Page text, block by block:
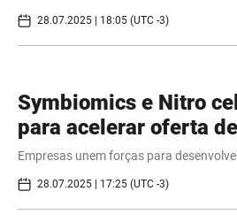
28.07.2025 | 18:05 (UTC -3)
Symbiomics e Nitro
para acelerar oferta
Empresas unem forças para
28.07.2025 | 17:25 (UTC -3)